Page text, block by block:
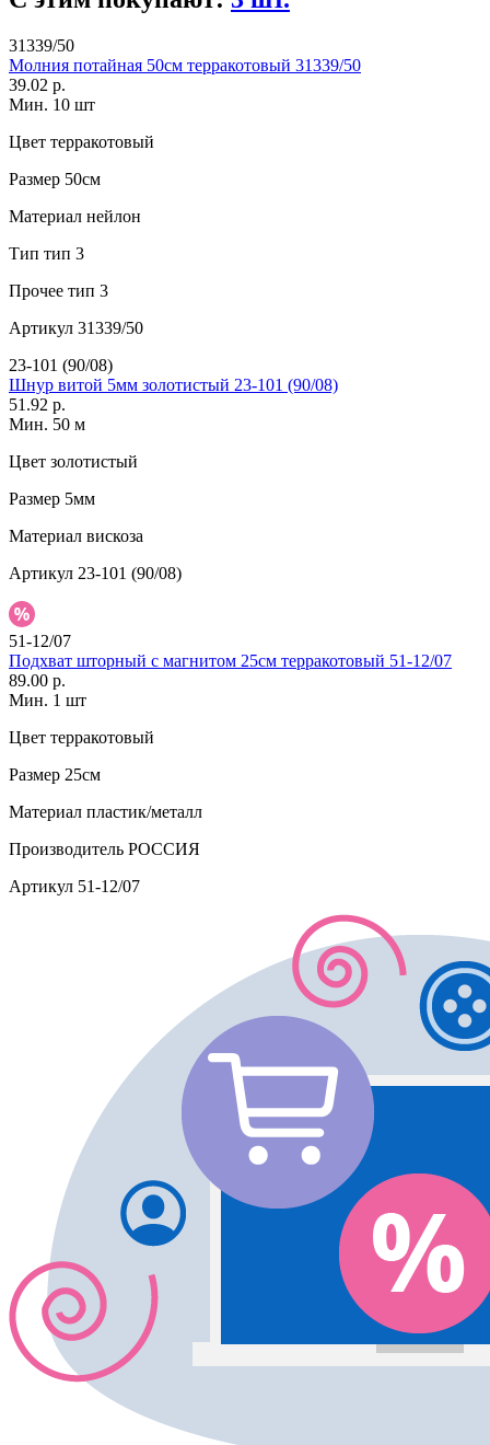
31339/50
Молния потайная 50см терракотовый 31339/50
39.02 р.
Мин. 10 шт
Цвет терракотовый
Размер 50см
Материал нейлон
Тип тип 3
Прочее тип 3
Артикул 31339/50
23-101 (90/08)
Шнур витой 5мм золотистый 23-101 (90/08)
51.92 р.
Мин. 50 м
Цвет золотистый
Размер 5мм
Материал вискоза
Артикул 23-101 (90/08)
51-12/07
Подхват шторный с магнитом 25см терракотовый 51-12/07
89.00 р.
Мин. 1 шт
Цвет терракотовый
Размер 25см
Материал пластик/металл
Производитель РОССИЯ
Артикул 51-12/07